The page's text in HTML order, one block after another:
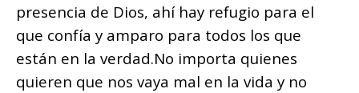
presencia de Dios, ahí hay refugio para el
que confía y amparo para todos los que
están en la verdad.No importa quienes
quieren que nos vaya mal en la vida y no